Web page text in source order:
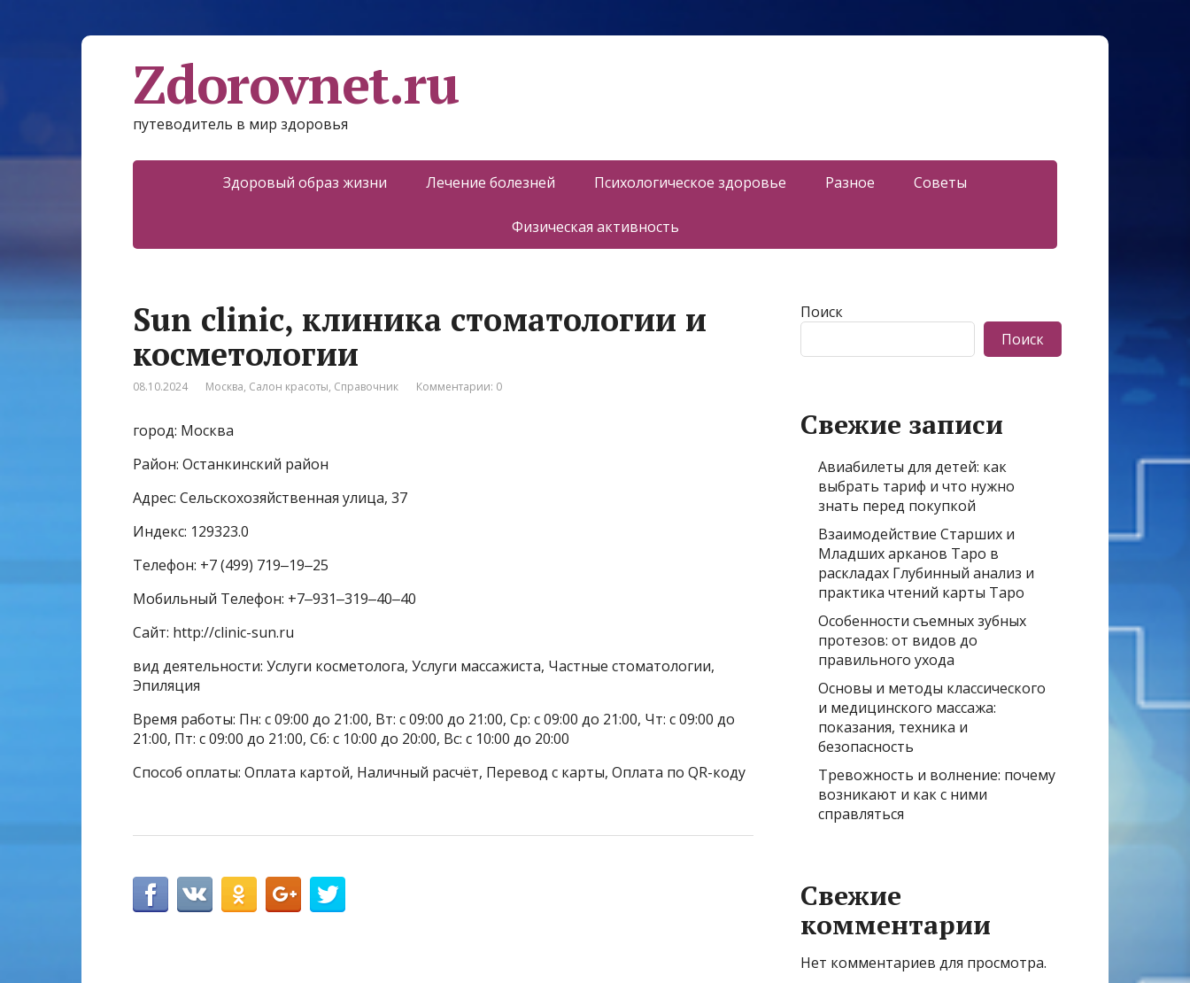
Zdorovnet.ru
путеводитель в мир здоровья
Здоровый образ жизни Лечение болезней Психологическое здоровье Разное Советы
Физическая активность
Sun clinic, клиника стоматологии и
косметологии
08.10.2024 Москва, Салон красоты, Справочник Комментарии: 0
город: Москва
Район: Останкинский район
Адрес: Сельскохозяйственная улица, 37
Индекс: 129323.0
Телефон: +7 (499) 719‒19‒25
Мобильный Телефон: +7‒931‒319‒40‒40
Сайт: http://clinic-sun.ru
вид деятельности: Услуги косметолога, Услуги массажиста, Частные стоматологии,
Эпиляция
Время работы: Пн: с 09:00 до 21:00, Вт: с 09:00 до 21:00, Ср: с 09:00 до 21:00, Чт: с 09:00 до
21:00, Пт: с 09:00 до 21:00, Сб: с 10:00 до 20:00, Вс: с 10:00 до 20:00
Способ оплаты: Оплата картой, Наличный расчёт, Перевод с карты, Оплата по QR-коду
Поиск
Поиск
Свежие записи
Авиабилеты для детей: как
выбрать тариф и что нужно
знать перед покупкой
Взаимодействие Старших и
Младших арканов Таро в
раскладах Глубинный анализ и
практика чтений карты Таро
Особенности съемных зубных
протезов: от видов до
правильного ухода
Основы и методы классического
и медицинского массажа:
показания, техника и
безопасность
Тревожность и волнение: почему
возникают и как с ними
справляться
Свежие
комментарии
Нет комментариев для просмотра.